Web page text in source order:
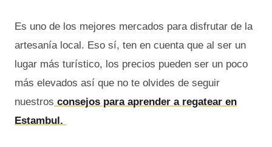
Es uno de los mejores mercados para disfrutar de la
artesanía local. Eso sí, ten en cuenta que al ser un
lugar más turístico, los precios pueden ser un poco
más elevados así que no te olvides de seguir
nuestros consejos para aprender a regatear en
Estambul.